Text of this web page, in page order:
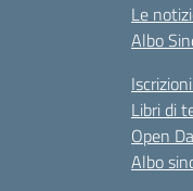
Le
Albo
Libri di
Open
Albo